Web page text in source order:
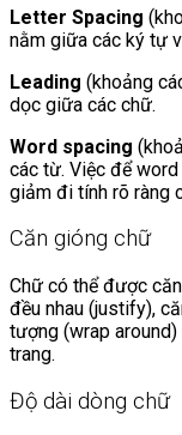
Letter Spacing
nằm giữa các ký tự
Leading (khoảng
dọc giữa các chữ.
Word spacing
các từ. Việc để
giảm đi tính rõ ràng
Căn gióng chữ
Chữ có thể được
đều nhau (justify),
tượng (wrap
trang.
Độ dài dòng chữ